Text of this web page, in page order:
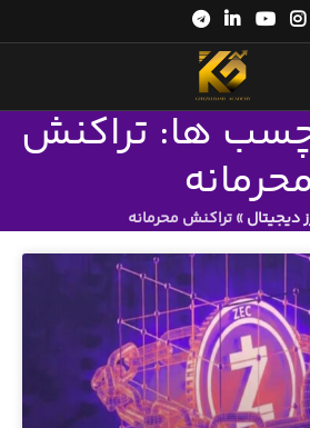
ها: تراکنش
محرمانه
دیجیتال»تراکنش محرمانه